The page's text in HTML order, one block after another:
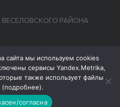
ВЕСЕЛОВСКОГО РАЙОНА
сайта мы используем cookies
сервисы Yandex.Metrika,
также использует файлы
(подробнее).
согласна